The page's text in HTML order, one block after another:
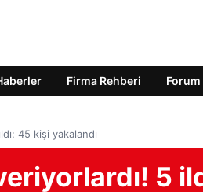
Firma Rehberi Forum
45 kişi yakalandı
5